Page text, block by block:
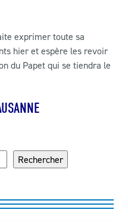
exprimer toute sa
hier et espère les revoir
du Papet qui se tiendra le
Rechercher